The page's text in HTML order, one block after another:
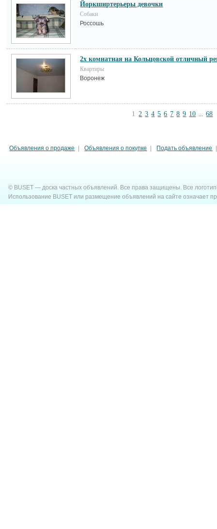
Йоркширтерьеры девочки
Собаки
Россошь
2х комнатная на Кольцовской отличный
Квартиры
Воронеж
1 2 3 4 5 6 7 8 9 10 ... 68
Объявления о продаже Объявления о покупке Подать объявление
© BUSET — доска частных объявлений. Все права защищены. Все
Использование BUSET или размещение объявлений на сайте означает